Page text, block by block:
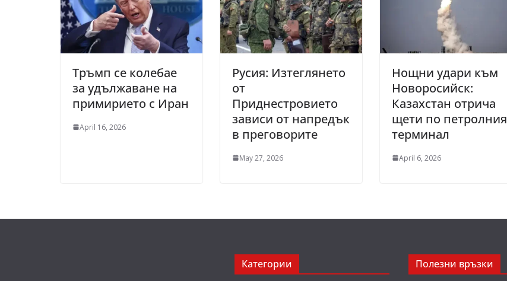
Тръмп се колебае
за удължаване на
примирието с Иран
April 16, 2026
Русия: Изтеглянето
от
Приднестровието
зависи от напредък
в преговорите
May 27, 2026
Нощни удари към
Новоросийск:
Казахстан отрича
щети по петролния
терминал
April 6, 2026
Категории Полезни връзки